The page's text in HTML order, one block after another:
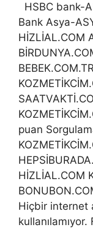
HSBC bank-
Bank Asya-
HİZLİAL.COM
puan
HİZLİAL.COM
Hiçbir internet